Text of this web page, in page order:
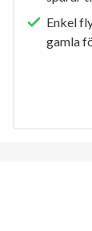
Enkel
gamla